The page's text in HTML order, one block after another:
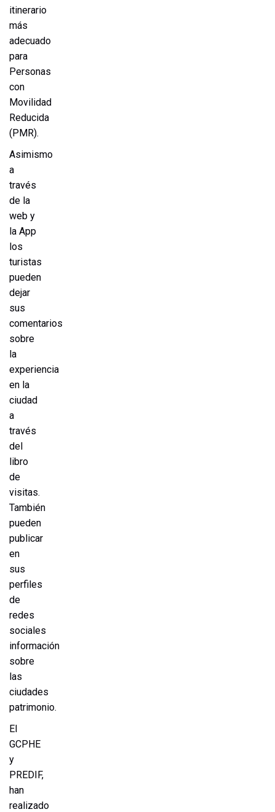
itinerario
más
adecuado
para
Personas
con
Movilidad
Reducida
(PMR).
Asimismo
a
través
de la
web y
la App
los
turistas
pueden
dejar
sus
comentarios
sobre
la
experiencia
en la
ciudad
a
través
del
libro
de
visitas.
También
pueden
publicar
en
sus
perfiles
de
redes
sociales
información
sobre
las
ciudades
patrimonio.
El
GCPHE
y
PREDIF,
han
realizado